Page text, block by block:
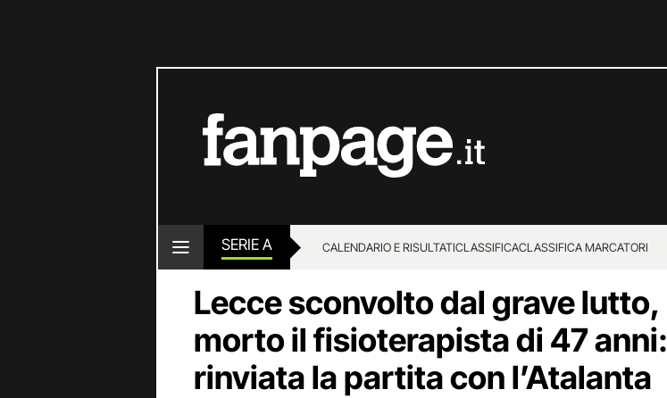
SERIE A CALENDARIO E RISULTATICLASSIFICACLASSIFICA MARCATORI
Lecce sconvolto dal grave lutto,
morto il fisioterapista di 47 anni:
rinviata la partita con l’Atalanta